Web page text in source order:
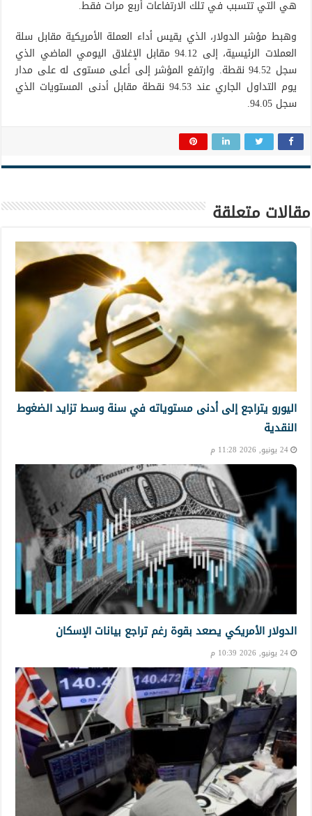
هي التي تتسبب في تلك الارتفاعات أربع مرات فقط.
وهبط مؤشر الدولار، الذي يقيس أداء العملة الأمريكية مقابل سلة
العملات الرئيسية، إلى 94.12 مقابل الإغلاق اليومي الماضي الذي
سجل 94.52 نقطة. وارتفع المؤشر إلى أعلى مستوى له على مدار
يوم التداول الجاري عند 94.53 نقطة مقابل أدنى المستويات الذي
سجل 94.05.
مقالات متعلقة
اليورو يتراجع إلى أدنى مستوياته في سنة وسط تزايد الضغوط
النقدية
24 يونيو, 2026 11:28 م
الدولار الأمريكي يصعد بقوة رغم تراجع بيانات الإسكان
24 يونيو, 2026 10:39 م